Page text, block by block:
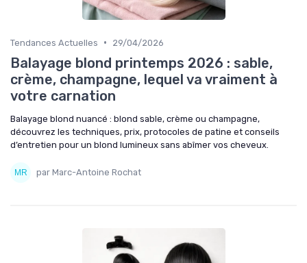
Tendances Actuelles • 29/04/2026
Balayage blond printemps 2026 : sable,
crème, champagne, lequel va vraiment à
votre carnation
Balayage blond nuancé : blond sable, crème ou champagne,
découvrez les techniques, prix, protocoles de patine et conseils
d’entretien pour un blond lumineux sans abîmer vos cheveux.
par Marc-Antoine Rochat